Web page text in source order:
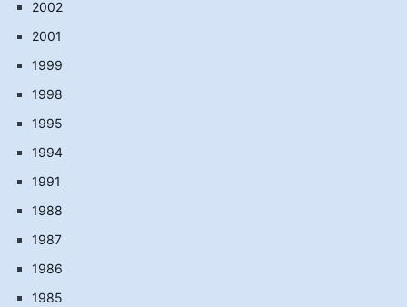
2002
2001
1999
1998
1995
1994
1991
1988
1987
1986
1985